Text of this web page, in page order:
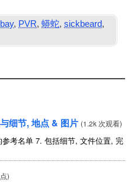
, PVR,蟒蛇,sickbeard,
细节, 地点 & 图片 (1.2k 次观看)
考名单 7. 包括细节, 文件位置, 完
)